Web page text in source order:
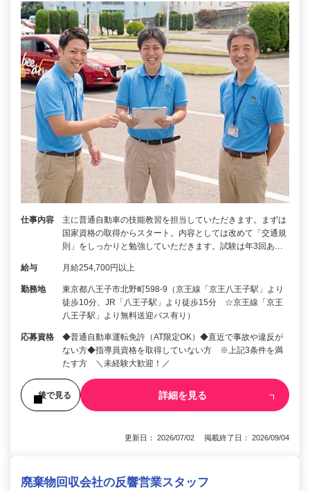
仕事内容
主に普通自動車の技能教習を担当していただきます。まずは
国家資格の取得からスタート。内容としては改めて「交通規
則」をしっかりと勉強していただきます。試験は年3回あ…
給与 月給254,700円以上
勤務地
東京都八王子市北野町598-9（京王線「京王八王子駅」より
徒歩10分、JR「八王子駅」より徒歩15分 ☆京王線「京王
八王子駅」より無料送迎バス有り）
応募資格
◆普通自動車運転免許（AT限定OK）◆直近で事故や違反が
ない方◆指導員資格を取得していない方 ※上記3条件を満
たす方 ＼未経験大歓迎！／
後で見る 詳細を見る
更新日： 2026/07/02 掲載終了日： 2026/09/04
廃棄物回収会社の反響営業スタッフ